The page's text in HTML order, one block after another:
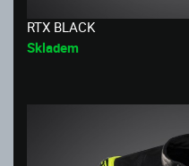
RTX BLACK
Skladem